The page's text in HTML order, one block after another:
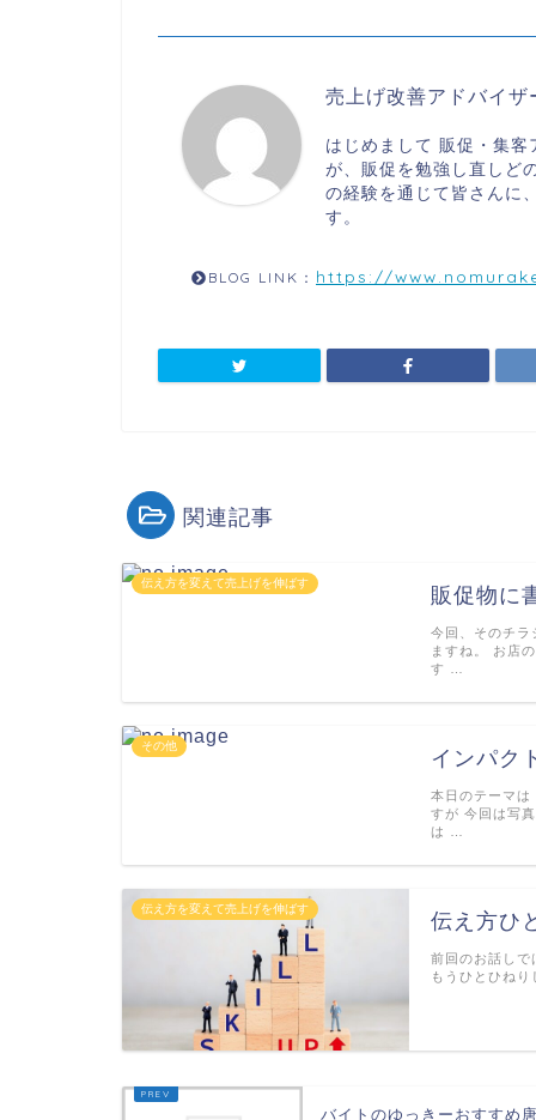
売上げ改善アドバイザ
はじめまして 販促・集
が、販促を勉強し直しど
の経験を通じて皆さんに
す。
BLOG LINK： https://
関連記事
伝え方を変えて売上げを伸ばす
販促物に
今回、そのチラ
ますね。 お店
す …
その他
インパク
本日のテーマは
すが 今回は写
は …
伝え方を変えて売上げを伸ばす
伝え方ひ
前回のお話しで
もうひとひね
バイトのゆっきーおすすめ